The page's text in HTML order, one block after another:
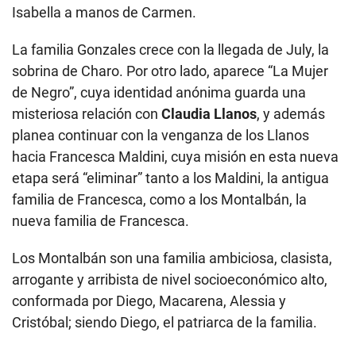
Isabella a manos de Carmen.
La familia Gonzales crece con la llegada de July, la
sobrina de Charo. Por otro lado, aparece “La Mujer
de Negro”, cuya identidad anónima guarda una
misteriosa relación con Claudia Llanos, y además
planea continuar con la venganza de los Llanos
hacia Francesca Maldini, cuya misión en esta nueva
etapa será “eliminar” tanto a los Maldini, la antigua
familia de Francesca, como a los Montalbán, la
nueva familia de Francesca.
Los Montalbán son una familia ambiciosa, clasista,
arrogante y arribista de nivel socioeconómico alto,
conformada por Diego, Macarena, Alessia y
Cristóbal; siendo Diego, el patriarca de la familia.